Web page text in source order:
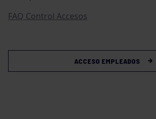
FAQ Control Accesos
ACCESO EMPLEADOS